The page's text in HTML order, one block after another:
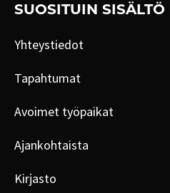
SUOSITUIN SISÄLTÖ
Yhteystiedot
Tapahtumat
Avoimet työpaikat
Ajankohtaista
Kirjasto